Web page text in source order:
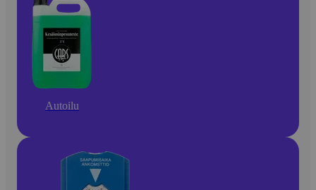
Autoilu